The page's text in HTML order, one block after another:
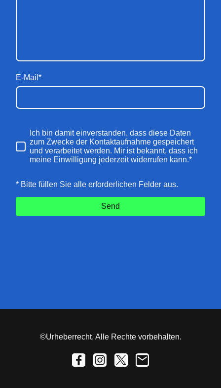
E-Mail *
Ich bin damit einverstanden, dass diese Daten
zum Zwecke der Kontaktaufnahme gespeichert
und verarbeitet werden. Mir ist bekannt, dass ich
meine Einwilligung jederzeit widerrufen kann.*
* Bitte füllen Sie alle erforderlichen Felder aus.
Send
©Urheberrecht. Alle Rechte vorbehalten.